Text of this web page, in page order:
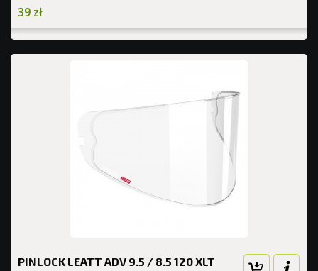
39 zł
PINLOCK LEATT ADV 9.5 / 8.5 120 XLT